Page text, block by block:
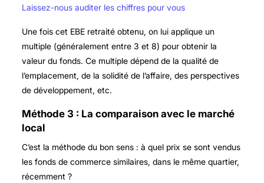
Laissez-nous auditer les chiffres pour vous
Une fois cet EBE retraité obtenu, on lui applique un
multiple (généralement entre 3 et 8) pour obtenir la
valeur du fonds. Ce multiple dépend de la qualité de
l’emplacement, de la solidité de l’affaire, des perspectives
de développement, etc.
Méthode 3 : La comparaison avec le marché
local
C’est la méthode du bon sens : à quel prix se sont vendus
les fonds de commerce similaires, dans le même quartier,
récemment ?